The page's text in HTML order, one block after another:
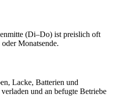
(Di–Do) ist preislich oft
Monatsende.
Lacke, Batterien und
und an befugte Betriebe